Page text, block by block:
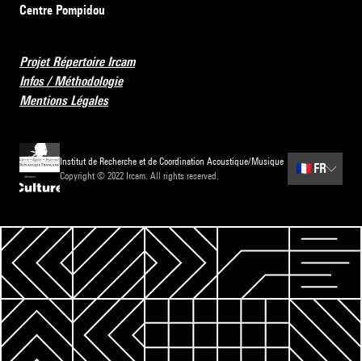
Centre Pompidou
Projet Répertoire Ircam
Infos / Méthodologie
Mentions Légales
Institut de Recherche et de Coordination Acoustique/Musique
Copyright © 2022 Ircam. All rights reserved.
🇫🇷 FR